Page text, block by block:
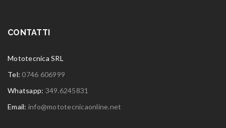
CONTATTI
Mototecnica SRL
Tel:0746 606999
Whatsapp: 349.6245831
Email: info@mototecnicaonline.net